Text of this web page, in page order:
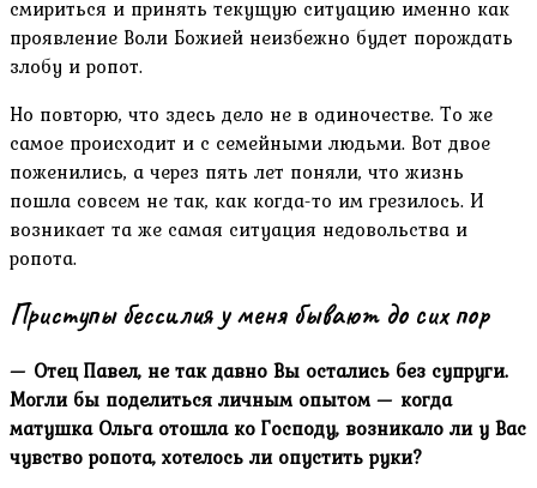
смириться и принять текущую ситуацию именно как
проявление Воли Божией неизбежно будет порождать
злобу и ропот.
Но повторю, что здесь дело не в одиночестве. То же
самое происходит и с семейными людьми. Вот двое
поженились, а через пять лет поняли, что жизнь
пошла совсем не так, как когда-то им грезилось. И
возникает та же самая ситуация недовольства и
ропота.
Приступы бессилия у меня бывают до сих пор
— Отец Павел, не так давно Вы остались без супруги.
Могли бы поделиться личным опытом — когда
матушка Ольга отошла ко Господу, возникало ли у Вас
чувство ропота, хотелось ли опустить руки?